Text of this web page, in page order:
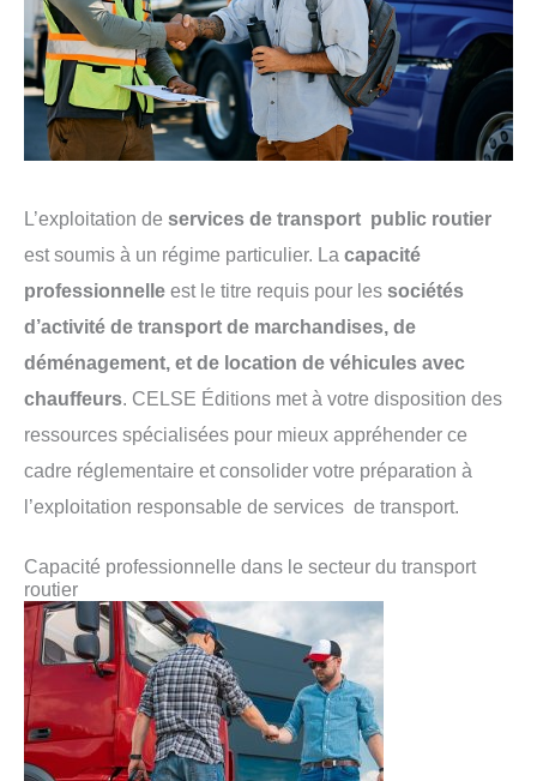
L’exploitation de services de transport public routier
est soumis à un régime particulier. La capacité
professionnelle est le titre requis pour les sociétés
d’activité de transport de marchandises, de
déménagement, et de location de véhicules avec
chauffeurs. CELSE Éditions met à votre disposition des
ressources spécialisées pour mieux appréhender ce
cadre réglementaire et consolider votre préparation à
l’exploitation responsable de services de transport.
Capacité professionnelle dans le secteur du transport
routier